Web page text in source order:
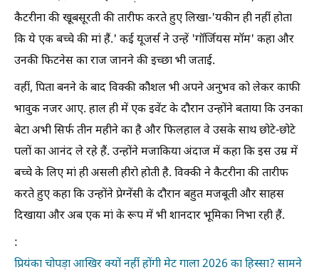
कैटरीना की खूबसूरती की तारीफ करते हुए लिखा-'यकीन ही नहीं होता
कि ये एक बच्चे की मां हैं.' कई यूजर्स ने उन्हें 'गॉर्जियस मॉम' कहा और
उनकी फिटनेस का राज जानने की इच्छा भी जताई.
वहीं, पिता बनने के बाद विक्की कौशल भी अपने अनुभव को लेकर काफी
भावुक नजर आए. हाल ही में एक इवेंट के दौरान उन्होंने बताया कि उनका
बेटा अभी सिर्फ तीन महीने का है और फिलहाल वे उसके साथ छोटे-छोटे
पलों का आनंद ले रहे हैं. उन्होंने मजाकिया अंदाज में कहा कि इस उम्र में
बच्चे के लिए मां ही असली हीरो होती है. विक्की ने कैटरीना की तारीफ
करते हुए कहा कि उन्होंने प्रेग्नेंसी के दौरान बहुत मजबूती और साहस
दिखाया और अब एक मां के रूप में भी शानदार भूमिका निभा रही हैं.
:
प्रियंका चोपड़ा आखिर क्यों नहीं होंगी मेट गाला 2026 का हिस्सा? सामने